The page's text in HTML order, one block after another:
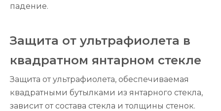
падение.
Защита от ультрафиолета в
квадратном янтарном стекле
Защита от ультрафиолета, обеспечиваемая
квадратными бутылками из янтарного стекла,
зависит от состава стекла и толщины стенок.